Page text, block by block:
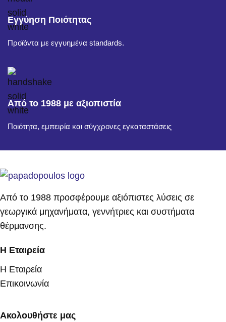
Εγγύηση Ποιότητας
Προϊόντα με εγγυημένα standards.
Από το 1988 με αξιοπιστία
Ποιότητα, εμπειρία και σύγχρονες εγκαταστάσεις
Από το 1988 προσφέρουμε αξιόπιστες λύσεις σε
γεωργικά μηχανήματα, γεννήτριες και συστήματα
θέρμανσης.
Η Εταιρεία
Η Εταιρεία
Επικοινωνία
Ακολουθήστε μας